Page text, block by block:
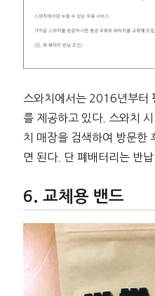
스와치에서는 2016년부터
를 제공하고 있다. 스와치
치 매장을 검색하여 방문한
면 된다. 단 폐배터리는 반
교체용 밴드